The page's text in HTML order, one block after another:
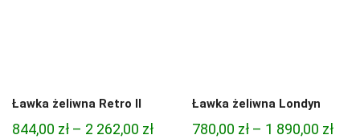
Ławka żeliwna Retro ll
844,00 zł – 2 262,00 złZakres
Ławka żeliwna Londyn
780,00 zł – 1 890,00 zł